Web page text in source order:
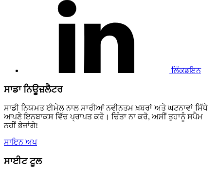
ਲਿੰਕਡਇਨ
ਸਾਡਾ ਨਿਊਜ਼ਲੈਟਰ
ਸਾਡੀ ਨਿਯਮਤ ਈਮੇਲ ਨਾਲ ਸਾਰੀਆਂ ਨਵੀਨਤਮ ਖ਼ਬਰਾਂ ਅਤੇ ਘਟਨਾਵਾਂ ਸਿੱਧੇ
ਆਪਣੇ ਇਨਬਾਕਸ ਵਿੱਚ ਪ੍ਰਾਪਤ ਕਰੋ। ਚਿੰਤਾ ਨਾ ਕਰੋ, ਅਸੀਂ ਤੁਹਾਨੂੰ ਸਪੈਮ
ਨਹੀਂ ਭੇਜਾਂਗੇ!
ਸਾਇਨ ਅਪ
ਸਾਈਟ ਟੂਲ